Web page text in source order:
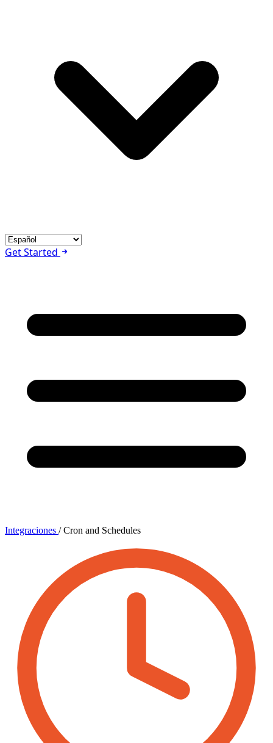
Get Started
Integraciones / Cron and Schedules